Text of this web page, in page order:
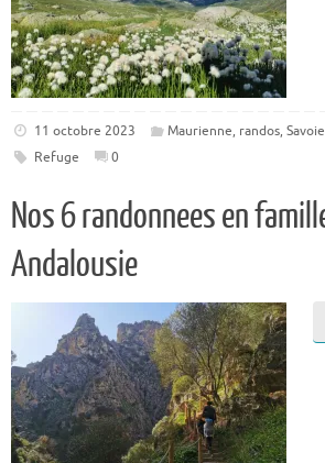
11 octobre 2023 Maurienne, randos,
Refuge
0
Nos 6 randonnees en
Andalousie